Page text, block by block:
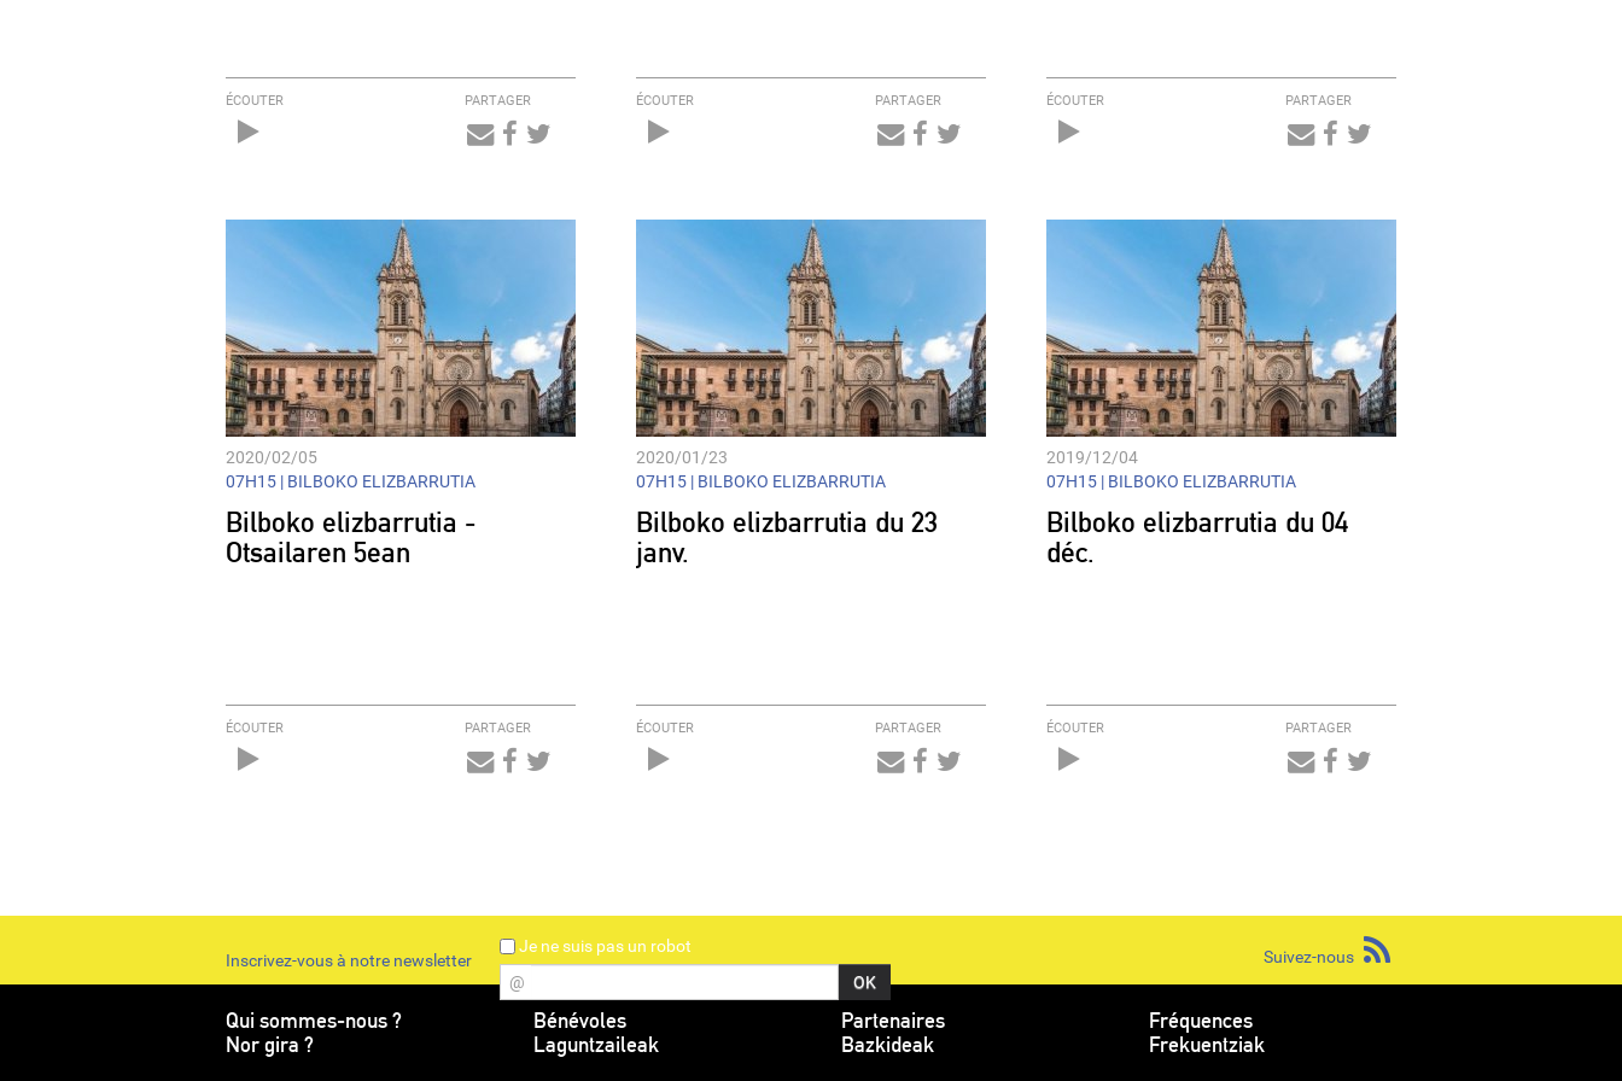
ÉCOUTER PARTAGER ÉCOUTER PARTAGER ÉCOUTER PARTAGER
2020/02/05
07H15 | BILBOKO ELIZBARRUTIA
Bilboko elizbarrutia -
Otsailaren 5ean
ÉCOUTER PARTAGER
2020/01/23
07H15 | BILBOKO ELIZBARRUTIA
Bilboko elizbarrutia du 23
janv.
ÉCOUTER PARTAGER
2019/12/04
07H15 | BILBOKO ELIZBARRUTIA
Bilboko elizbarrutia du 04
déc.
ÉCOUTER PARTAGER
Inscrivez-vous à notre newsletter
Je ne suis pas un robot
@
Suivez-nous
Qui sommes-nous ?
Nor gira ?
Bénévoles
Laguntzaileak
Partenaires
Bazkideak
Fréquences
Frekuentziak